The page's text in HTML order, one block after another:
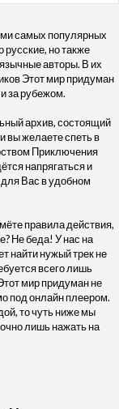
самых популярных
русские, но также
авторы. В их
Этот мир придуман
за рубежом.
архив, состоящий
вы желаете спеть в
Приключения
напрягаться и
Вас в удобном
правила действия,
Не беда! У нас на
найти нужый трек не
всего лишь
мир придуман не
под онлайн плеером.
то чуть ниже мы
лишь нажать на